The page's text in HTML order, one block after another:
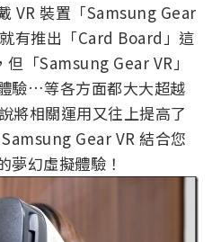
VR 裝置「Samsung Gear
有推出「Card Board」這
「Samsung Gear VR」
驗…等各方面都大大超越
將相關運用又往上提高了
Gear VR 結合您
夢幻虛擬體驗！